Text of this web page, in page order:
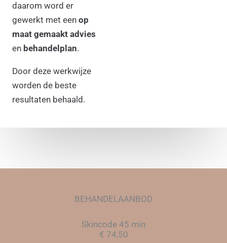
daarom word er
gewerkt met een op
maat gemaakt advies
en behandelplan.
Door deze werkwijze
worden de beste
resultaten behaald.
BEHANDELAANBOD
Skincode 45 min
€ 74,50